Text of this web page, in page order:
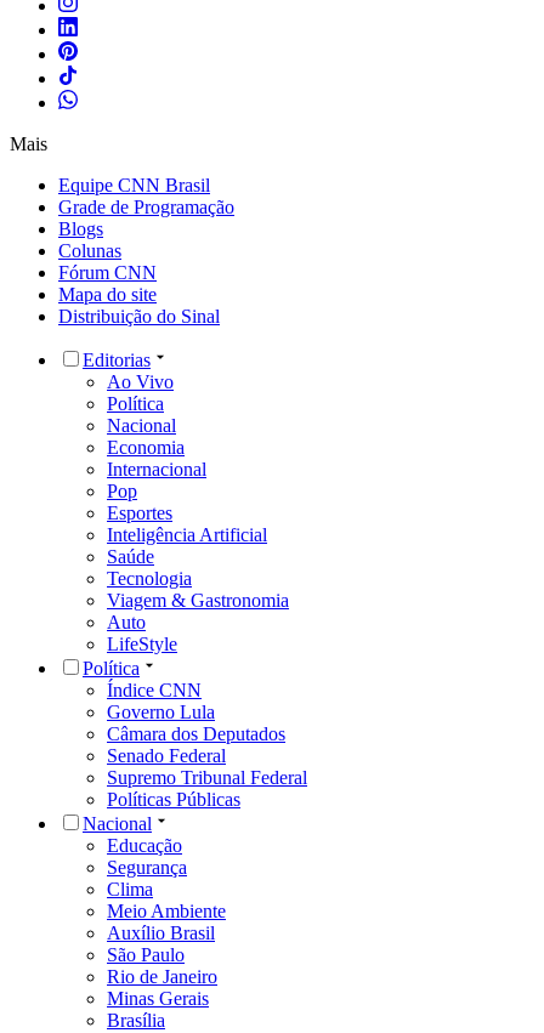
Mais
Equipe CNN Brasil
Grade de Programação
Blogs
Colunas
Fórum CNN
Mapa do site
Distribuição do Sinal
Editorias
Ao Vivo
Política
Nacional
Economia
Internacional
Pop
Esportes
Inteligência Artificial
Saúde
Tecnologia
Viagem & Gastronomia
Auto
LifeStyle
Política
Índice CNN
Governo Lula
Câmara dos Deputados
Senado Federal
Supremo Tribunal Federal
Políticas Públicas
Nacional
Educação
Segurança
Clima
Meio Ambiente
Auxílio Brasil
São Paulo
Rio de Janeiro
Minas Gerais
Brasília